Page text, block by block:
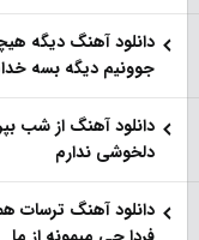
دانلود آهنگ دیگه
جوونیم دیگه بسه
دانلود آهنگ از شب
دلخوشی ندارم
دانلود آهنگ ترسات